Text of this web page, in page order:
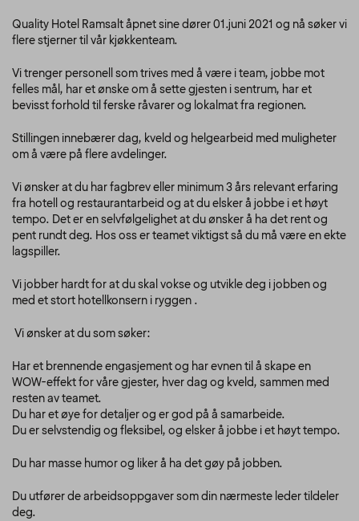
Quality Hotel Ramsalt åpnet sine dører 01.juni 2021 og nå søker vi
flere stjerner til vår kjøkkenteam.
Vi trenger personell som trives med å være i team, jobbe mot
felles mål, har et ønske om å sette gjesten i sentrum, har et
bevisst forhold til ferske råvarer og lokalmat fra regionen.
Stillingen innebærer dag, kveld og helgearbeid med muligheter
om å være på flere avdelinger.
Vi ønsker at du har fagbrev eller minimum 3 års relevant erfaring
fra hotell og restaurantarbeid og at du elsker å jobbe i et høyt
tempo. Det er en selvfølgelighet at du ønsker å ha det rent og
pent rundt deg. Hos oss er teamet viktigst så du må være en ekte
lagspiller.
Vi jobber hardt for at du skal vokse og utvikle deg i jobben og
med et stort hotellkonsern i ryggen .
Vi ønsker at du som søker:
Har et brennende engasjement og har evnen til å skape en
WOW-effekt for våre gjester, hver dag og kveld, sammen med
resten av teamet.
Du har et øye for detaljer og er god på å samarbeide.
Du er selvstendig og fleksibel, og elsker å jobbe i et høyt tempo.
Du har masse humor og liker å ha det gøy på jobben.
Du utfører de arbeidsoppgaver som din nærmeste leder tildeler
deg.